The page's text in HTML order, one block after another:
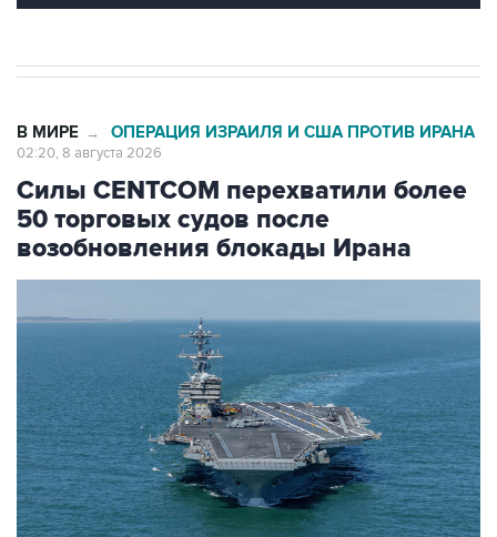
Силы CENTCOM перехватили более
50 торговых судов после
возобновления блокады Ирана
Фото: Zuma\ТАСС